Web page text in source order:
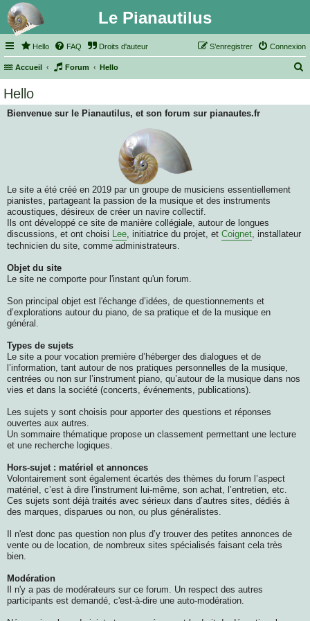
Le Pianautilus
Hello FAQ Droits d'auteur Connexion
S’enregistrer
Accueil Forum Hello
Hello
Bienvenue sur le Pianautilus, et son forum sur pianautes.fr
Le site a été créé en 2019 par un groupe de musiciens essentiellement
pianistes, partageant la passion de la musique et des instruments
acoustiques, désireux de créer un navire collectif.
Ils ont développé ce site de manière collégiale, autour de longues
discussions, et ont choisi Lee, initiatrice du projet, et Coignet, installateur
technicien du site, comme administrateurs.
Objet du site
Le site ne comporte pour l'instant qu'un forum.
Son principal objet est l'échange d’idées, de questionnements et
d’explorations autour du piano, de sa pratique et de la musique en
général.
Types de sujets
Le site a pour vocation première d’héberger des dialogues et de
l’information, tant autour de nos pratiques personnelles de la musique,
centrées ou non sur l’instrument piano, qu’autour de la musique dans nos
vies et dans la société (concerts, événements, publications).
Les sujets y sont choisis pour apporter des questions et réponses
ouvertes aux autres.
Un sommaire thématique propose un classement permettant une lecture
et une recherche logiques.
Hors-sujet : matériel et annonces
Volontairement sont également écartés des thèmes du forum l’aspect
matériel, c’est à dire l’instrument lui-même, son achat, l’entretien, etc.
Ces sujets sont déjà traités avec sérieux dans d’autres sites, dédiés à
des marques, disparues ou non, ou plus généralistes.
Il n'est donc pas question non plus d’y trouver des petites annonces de
vente ou de location, de nombreux sites spécialisés faisant cela très
bien.
Modération
Il n'y a pas de modérateurs sur ce forum. Un respect des autres
participants est demandé, c'est-à-dire une auto-modération.